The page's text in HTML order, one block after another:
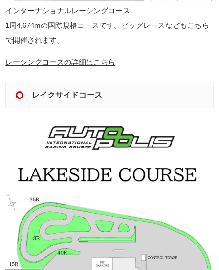
インターナショナルレーシングコース
1周4,674mの国際規格コースです。ビッグレースなどもこちら
で開催されます。
レーシングコースの詳細はこちら
レイクサイドコース